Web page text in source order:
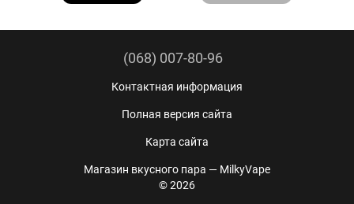
(068) 007-80-96
Контактная информация
Полная версия сайта
Карта сайта
Магазин вкусного пара — MilkyVape
© 2026